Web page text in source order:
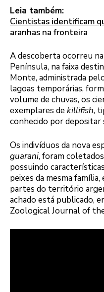
Leia também:
Cientistas identificam
aranhas na fronteira
A descoberta ocorreu
Península, na faixa
Monte, administrada
lagoas temporárias,
volume de chuvas, os
exemplares de killifish,
conhecido por depositar
Os indivíduos da nova
guarani, foram
possuindo
peixes da mesma
partes do território
achado está publicado,
Zoological Journal of